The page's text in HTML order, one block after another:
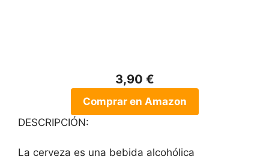
3,90 €
Comprar en Amazon
DESCRIPCIÓN:
La cerveza es una bebida alcohólica